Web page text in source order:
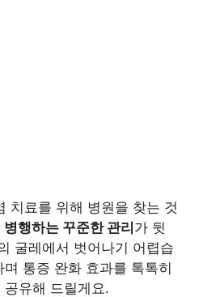
치료를 위해 병원을 찾는 것
병행하는 꾸준한 관리가 뒷
굴레에서 벗어나기 어렵습
통증 완화 효과를 톡톡히
유해 드릴게요.